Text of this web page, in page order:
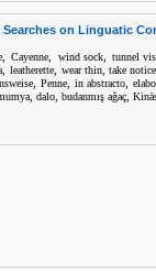
Searches on Linguatic
,Cayenne wind sock, tunnel
leatherette, wear thin,take
,Penne ,in abstracto
dalo budanmış ağaç